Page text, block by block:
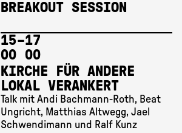
BREAKOUT SESSION
15
00
–17
00
KIRCHE FÜR ANDERE
LOKAL VERANKERT
Talk mit Andi Bachmann-Roth, Beat
Ungricht, Matthias Altwegg, Jael
Schwendimann und Ralf Kunz